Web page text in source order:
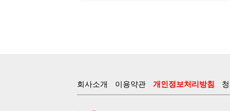
회사소개 이용약관 개인정보처리방침